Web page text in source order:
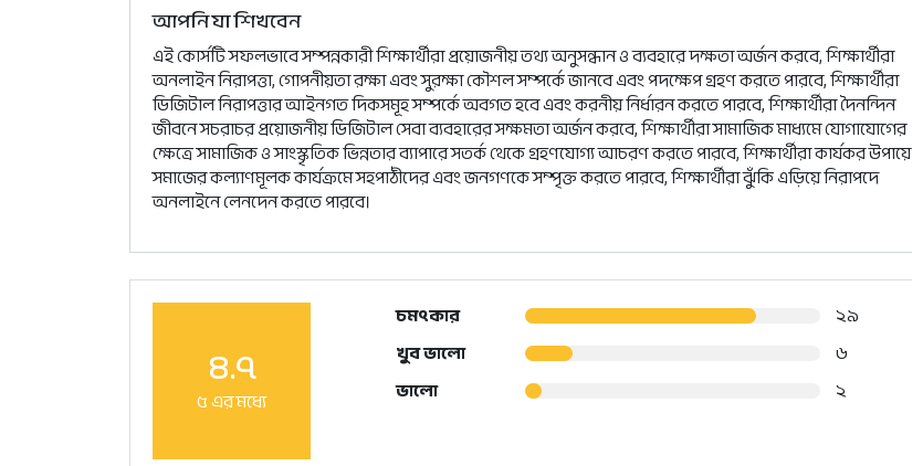
আপনি যা শিখবেন
এই কোর্সটি সফলভাবে সম্পন্নকারী শিক্ষার্থীরা প্রয়োজনীয় তথ্য অনুসন্ধান ও ব্যবহারে দক্ষতা অর্জন করবে, শিক্ষার্থীরা
অনলাইন নিরাপত্তা, গোপনীয়তা রক্ষা এবং সুরক্ষা কৌশল সম্পর্কে জানবে এবং পদক্ষেপ গ্রহণ করতে পারবে, শিক্ষার্থীরা
ডিজিটাল নিরাপত্তার আইনগত দিকসমূহ সম্পর্কে অবগত হবে এবং করনীয় নির্ধারন করতে পারবে, শিক্ষার্থীরা দৈনন্দিন
জীবনে সচরাচর প্রয়োজনীয় ডিজিটাল সেবা ব্যবহারের সক্ষমতা অর্জন করবে, শিক্ষার্থীরা সামাজিক মাধ্যমে যোগাযোগের
ক্ষেত্রে সামাজিক ও সাংস্কৃতিক ভিন্নতার ব্যাপারে সতর্ক থেকে গ্রহণযোগ্য আচরণ করতে পারবে, শিক্ষার্থীরা কার্যকর উপায়ে
সমাজের কল্যাণমূলক কার্যক্রমে সহপাঠীদের এবং জনগণকে সম্পৃক্ত করতে পারবে, শিক্ষার্থীরা ঝুঁকি এড়িয়ে নিরাপদে
অনলাইনে লেনদেন করতে পারবে।
৪.৭
৫ এর মধ্যে
চমৎকার
২৯
খুব ভালো
৬
ভালো
২